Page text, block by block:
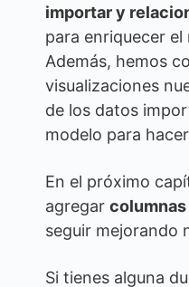
importar y
para enriquecer
Además, hemos
visualizaciones
de los datos
modelo para
En el próximo
agregar
seguir mejorando
Si tienes alguna